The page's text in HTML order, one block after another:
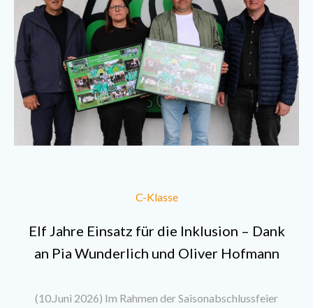
C-Klasse
Elf Jahre Einsatz für die Inklusion – Dank
an Pia Wunderlich und Oliver Hofmann
(10.Juni 2026) Im Rahmen der Saisonabschlussfeier